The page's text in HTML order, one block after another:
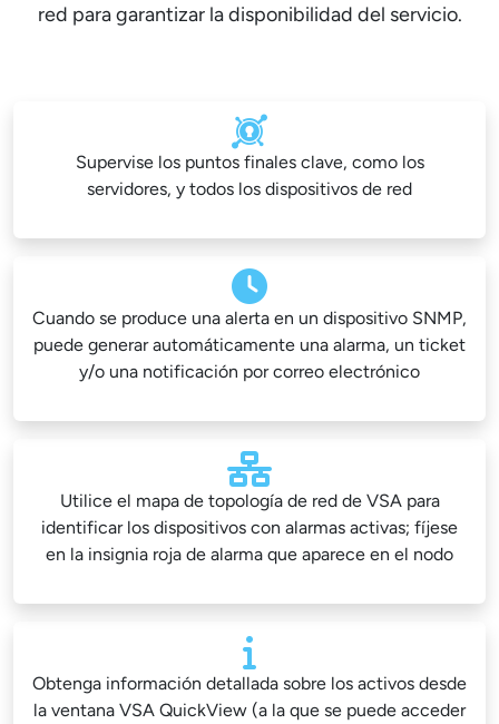
red para garantizar la disponibilidad del servicio.
Supervise los puntos finales clave, como los
servidores, y todos los dispositivos de red
Cuando se produce una alerta en un dispositivo SNMP,
puede generar automáticamente una alarma, un ticket
y/o una notificación por correo electrónico
Utilice el mapa de topología de red de VSA para
identificar los dispositivos con alarmas activas; fíjese
en la insignia roja de alarma que aparece en el nodo
Obtenga información detallada sobre los activos desde
la ventana VSA QuickView (a la que se puede acceder